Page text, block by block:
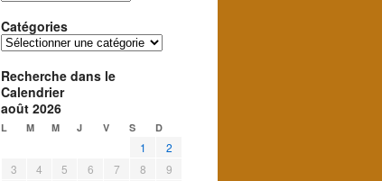
Catégories
Catégories
Recherche dans le
Calendrier
août 2026
L M M J V S D
1
2
3
4 5 6 7 8
9